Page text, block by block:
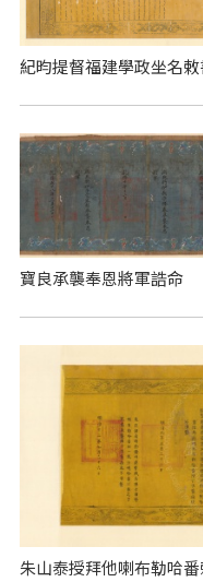
紀昀提督福建學政坐名敕
寶良承襲奉恩將軍誥命
朱山泰授拜他喇布勒哈